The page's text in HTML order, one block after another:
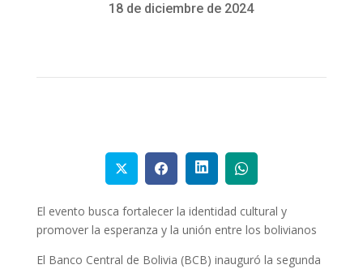
18 de diciembre de 2024
El evento busca fortalecer la identidad cultural y
promover la esperanza y la unión entre los bolivianos
El Banco Central de Bolivia (BCB) inauguró la segunda